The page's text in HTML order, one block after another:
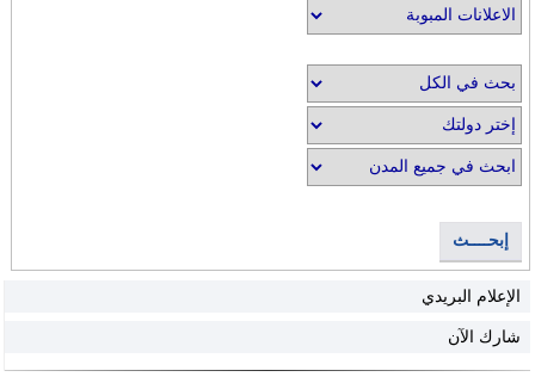
إبحــــث
الإعلام البريدي
شارك الآن